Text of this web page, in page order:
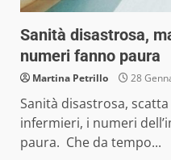
Sanità disastrosa,
numeri fanno paura
Martina Petrillo 28
Sanità disastrosa,
infermieri, i numeri
paura. Che da tempo...